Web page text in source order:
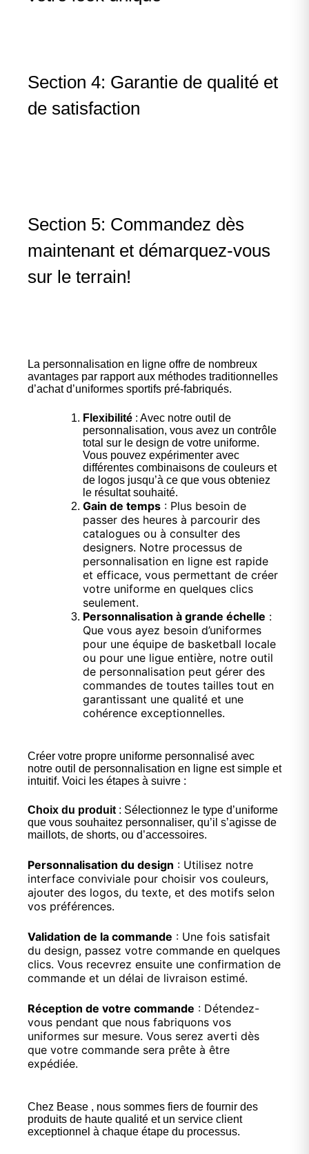
Section 4: Garantie de qualité et
de satisfaction
Section 5: Commandez dès
maintenant et démarquez-vous
sur le terrain!
La personnalisation en ligne offre de nombreux
avantages par rapport aux méthodes traditionnelles
d’achat d’uniformes sportifs pré-fabriqués.
Flexibilité : Avec notre outil de
personnalisation, vous avez un contrôle
total sur le design de votre uniforme.
Vous pouvez expérimenter avec
différentes combinaisons de couleurs et
de logos jusqu’à ce que vous obteniez
le résultat souhaité.
Gain de temps : Plus besoin de
passer des heures à parcourir des
catalogues ou à consulter des
designers. Notre processus de
personnalisation en ligne est rapide
et efficace, vous permettant de créer
votre uniforme en quelques clics
seulement.
Personnalisation à grande échelle :
Que vous ayez besoin d’uniformes
pour une équipe de basketball locale
ou pour une ligue entière, notre outil
de personnalisation peut gérer des
commandes de toutes tailles tout en
garantissant une qualité et une
cohérence exceptionnelles.
Créer votre propre uniforme personnalisé avec
notre outil de personnalisation en ligne est simple et
intuitif. Voici les étapes à suivre :
Choix du produit : Sélectionnez le type d’uniforme
que vous souhaitez personnaliser, qu’il s’agisse de
maillots, de shorts, ou d’accessoires.
Personnalisation du design : Utilisez notre
interface conviviale pour choisir vos couleurs,
ajouter des logos, du texte, et des motifs selon
vos préférences.
Validation de la commande : Une fois satisfait
du design, passez votre commande en quelques
clics. Vous recevrez ensuite une confirmation de
commande et un délai de livraison estimé.
Réception de votre commande : Détendez-
vous pendant que nous fabriquons vos
uniformes sur mesure. Vous serez averti dès
que votre commande sera prête à être
expédiée.
Chez Bease , nous sommes fiers de fournir des
produits de haute qualité et un service client
exceptionnel à chaque étape du processus.